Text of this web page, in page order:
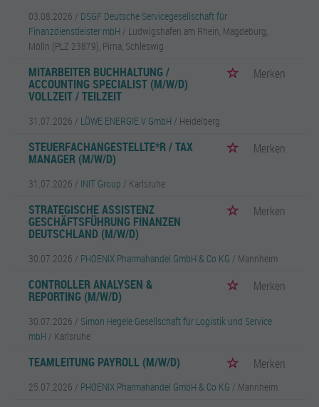
03.08.2026 / DSGF Deutsche Servicegesellschaft für
Finanzdienstleister mbH / Ludwigshafen am Rhein, Magdeburg,
Mölln (PLZ 23879), Pirna, Schleswig
MITARBEITER BUCHHALTUNG /
ACCOUNTING SPECIALIST (M/W/D)
VOLLZEIT / TEILZEIT
Merken
31.07.2026 / LÖWE ENERGIE V GmbH / Heidelberg
STEUERFACHANGESTELLTE*R / TAX
MANAGER (M/W/D)
Merken
31.07.2026 / INIT Group / Karlsruhe
STRATEGISCHE ASSISTENZ
GESCHÄFTSFÜHRUNG FINANZEN
DEUTSCHLAND (M/W/D)
Merken
30.07.2026 / PHOENIX Pharmahandel GmbH & Co KG / Mannheim
CONTROLLER ANALYSEN &
REPORTING (M/W/D)
Merken
30.07.2026 / Simon Hegele Gesellschaft für Logistik und Service
mbH / Karlsruhe
TEAMLEITUNG PAYROLL (M/W/D) Merken
25.07.2026 / PHOENIX Pharmahandel GmbH & Co KG / Mannheim